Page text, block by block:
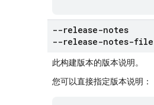
--release-notes
--release-notes-file
此构建版本的版本说明。
您可以直接指定版本说明：